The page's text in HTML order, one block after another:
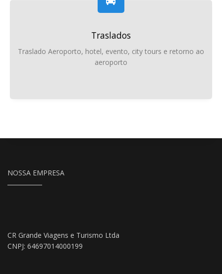
Traslados
Traslado Aeroporto, hotel, evento, city tours e retorno ao
aeroporto
NOSSA EMPRESA
CR Grande Viagens e Turismo Ltda
CNPJ: 64697014000199